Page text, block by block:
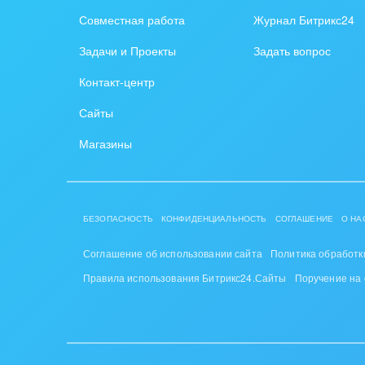
Совместная работа
Задачи и Проекты
Контакт-центр
Сайты
Магазины
Журнал Битрикс24
Задать вопрос
БЕЗОПАСНОСТЬ КОНФИДЕНЦИАЛЬНОСТЬ СОГЛАШЕНИЕ О
Соглашение об использовании сайта
Политика
Правила использования Битрикс24.Сайты
Поручение на